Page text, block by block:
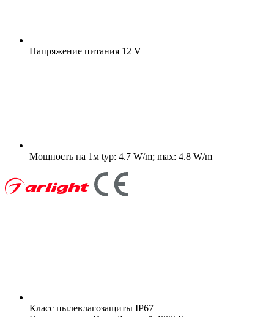
Напряжение питания 12 V
Мощность на 1м typ: 4.7 W/m; max: 4.8 W/m
Класс пылевлагозащиты IP67